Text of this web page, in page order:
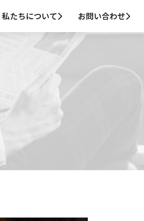
私たちについて お問い合わせ